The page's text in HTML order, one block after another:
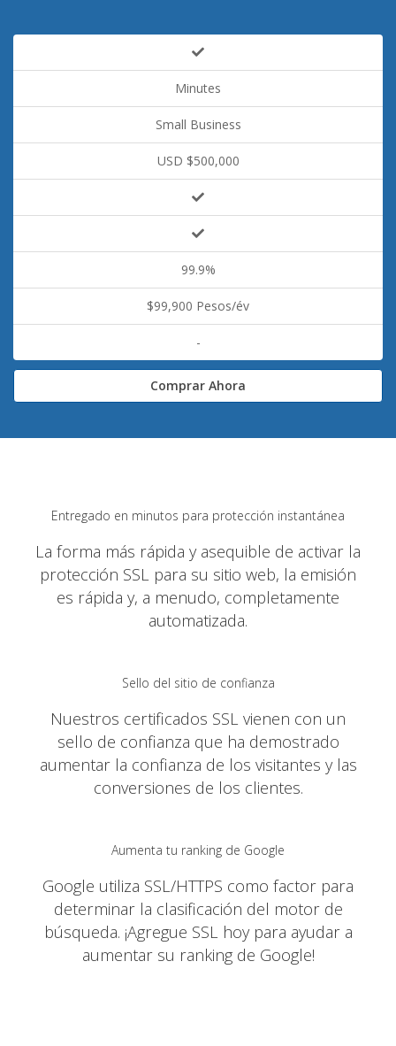
Minutes
Small Business
USD $500,000
99.9%
$99,900 Pesos/év
-
Comprar Ahora
Entregado en minutos para protección instantánea
La forma más rápida y asequible de activar la
protección SSL para su sitio web, la emisión
es rápida y, a menudo, completamente
automatizada.
Sello del sitio de confianza
Nuestros certificados SSL vienen con un
sello de confianza que ha demostrado
aumentar la confianza de los visitantes y las
conversiones de los clientes.
Aumenta tu ranking de Google
Google utiliza SSL/HTTPS como factor para
determinar la clasificación del motor de
búsqueda. ¡Agregue SSL hoy para ayudar a
aumentar su ranking de Google!